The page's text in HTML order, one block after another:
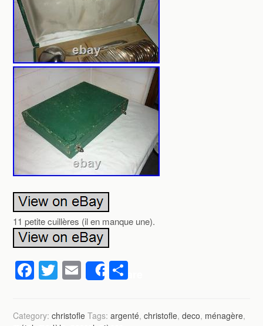
11 petite cuillères (il en manque une).
F
c
T
tt
E
m
ail
Share
ta
Category:christofle Tags:argenté,christofle,deco, ménagère,